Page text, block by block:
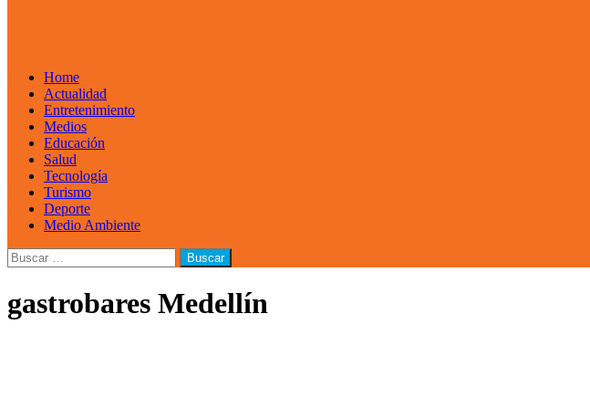
Home
Actualidad
Entretenimiento
Medios
Educación
Salud
Tecnología
Turismo
Deporte
Medio Ambiente
Buscar:
gastrobares Medellín